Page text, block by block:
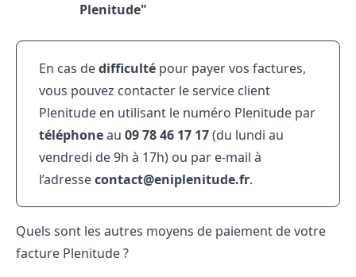
Plenitude"
En cas dedifficulté pour payer vos factures,
vous pouvez contacter le service client
Plenitude en utilisant le numéro Plenitude par
téléphoneau 09​ 78​ 46​ 17​ 17(du lundi au
vendredi de 9h à 17h) ou par e-mail à
l’adressecontact@eniplenitude.fr.
Quels sont les autres moyens de paiement de votre
facture Plenitude ?